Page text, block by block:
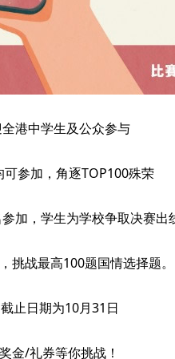
港中学生及公众参与
可参加，角逐TOP100殊荣
加，学生为学校争取决赛出
挑战最高100题国情选择题。
止日期为10月31日
金/礼券等你挑战！